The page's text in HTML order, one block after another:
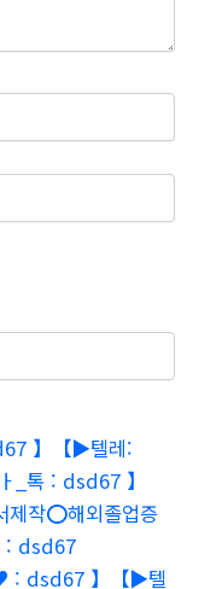
】【▶텔레:
_톡 : dsd67 】
작⭕️해외졸업증
: dsd67
: dsd67 】【▶텔